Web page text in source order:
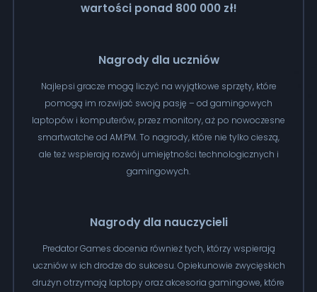
wartości ponad 800 000 zł!
Nagrody dla uczniów
Najlepsi gracze mogą liczyć na wyjątkowe sprzęty, które
pomogą im rozwijać swoją pasję – od gamingowych
laptopów i komputerów, przez monitory, aż po nowoczesne
smartwatche od AM:PM. To nagrody, które nie tylko cieszą,
ale też wspierają rozwój umiejętności technologicznych i
gamingowych.
Nagrody dla nauczycieli
Predator Games docenia również tych, którzy wspierają
uczniów w ich drodze do sukcesu. Opiekunowie zwycięskich
drużyn otrzymają laptopy oraz akcesoria gamingowe, które